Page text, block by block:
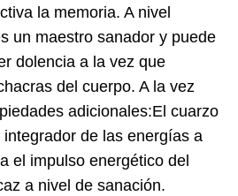
la memoria. A nivel
un maestro sanador y puede
dolencia a la vez que
del cuerpo. A la vez
adicionales:El cuarzo
de las energías a
el impulso energético del
a nivel de sanación.